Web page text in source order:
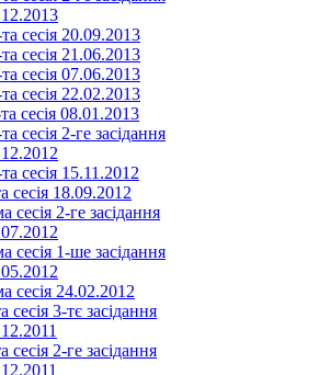
сесія 20.09.2013
сесія 21.06.2013
сесія 07.06.2013
сесія 22.02.2013
сесія 08.01.2013
сесія 2-ге засідання
сесія 15.11.2012
сесія 18.09.2012
сесія 2-ге засідання
сесія 1-ше засідання
сесія 24.02.2012
сесія 3-тє засідання
сесія 2-ге засідання